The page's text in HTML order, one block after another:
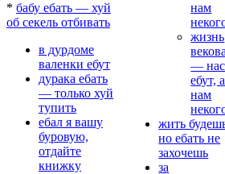
* бабу ебать — хуй
об секель отбивать
в дурдоме
валенки ебут
дурака ебать
— только хуй
тупить
ебал я вашу
буровую,
отдайте
книжку
нам
жизнь
векова
— нас
ебут, а
нам
жить
но ебать не
захочешь
за